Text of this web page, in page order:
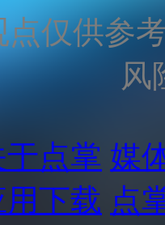
点仅供参
风
于点掌 媒
用下载 点